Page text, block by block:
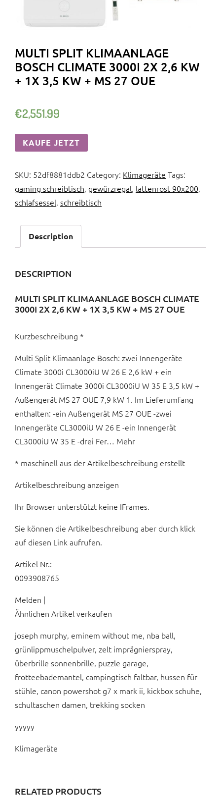
MULTI SPLIT KLIMAANLAGE
BOSCH CLIMATE 3000I 2X 2,6 KW
+ 1X 3,5 KW + MS 27 OUE
€2,551.99
KAUFE JETZT
SKU: 52df8881ddb2 Category: Klimageräte Tags:
gaming schreibtisch, gewürzregal, lattenrost 90x200,
schlafsessel, schreibtisch
Description
DESCRIPTION
MULTI SPLIT KLIMAANLAGE BOSCH CLIMATE
3000I 2X 2,6 KW + 1X 3,5 KW + MS 27 OUE
Kurzbeschreibung *
Multi Split Klimaanlage Bosch: zwei Innengeräte
Climate 3000i CL3000iU W 26 E 2,6 kW + ein
Innengerät Climate 3000i CL3000iU W 35 E 3,5 kW +
Außengerät MS 27 OUE 7,9 kW 1. Im Lieferumfang
enthalten: -ein Außengerät MS 27 OUE -zwei
Innengeräte CL3000iU W 26 E -ein Innengerät
CL3000iU W 35 E -drei Fer… Mehr
* maschinell aus der Artikelbeschreibung erstellt
Artikelbeschreibung anzeigen
Ihr Browser unterstützt keine IFrames.
Sie können die Artikelbeschreibung aber durch klick
auf diesen Link aufrufen.
Artikel Nr.:
0093908765
Melden |
Ähnlichen Artikel verkaufen
joseph murphy, eminem without me, nba ball,
grünlippmuschelpulver, zelt imprägnierspray,
überbrille sonnenbrille, puzzle garage,
frotteebademantel, campingtisch faltbar, hussen für
stühle, canon powershot g7 x mark ii, kickbox schuhe,
schultaschen damen, trekking socken
yyyyy
Klimageräte
RELATED PRODUCTS